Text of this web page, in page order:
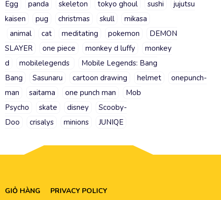
Egg panda skeleton tokyo ghoul sushi
jujutsu
kaisen
pug christmas skull
mikasa
animal
cat meditating pokemon
DEMON
SLAYER
one piece monkey d luffy
monkey
d
mobilelegends
Mobile Legends: Bang
Bang
Sasunaru cartoon drawing helmet
onepunch-
man
saitama one punch man
Mob
Psycho
skate disney
Scooby-
Doo
crisalys minions JUNIQE
GIỎ HÀNG
PRIVACY POLICY